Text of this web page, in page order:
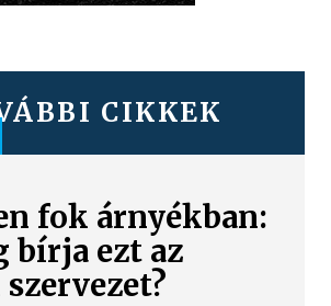
CIKKEK
fok árnyékban:
bírja ezt az